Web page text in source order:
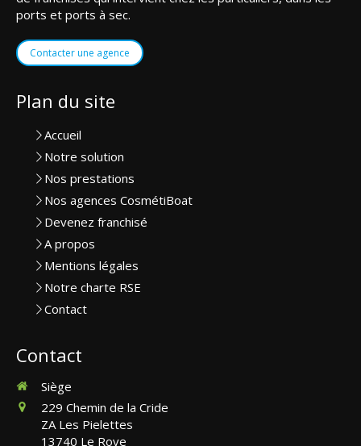
ports et ports à sec.
Contacter une agence
Plan du site
Accueil
Notre solution
Nos prestations
Nos agences CosmétiBoat
Devenez franchisé
A propos
Mentions légales
Notre charte RSE
Contact
Contact
Siège
229 Chemin de la Cride
ZA Les Pielettes
13740 Le Rove